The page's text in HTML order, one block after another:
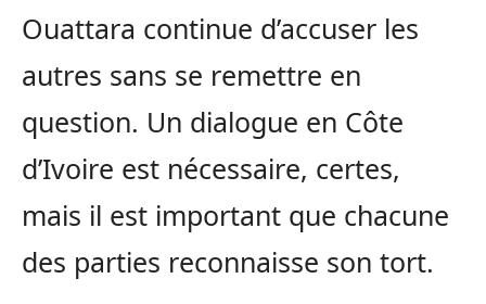
Ouattara continue d’accuser les
autres sans se remettre en
question. Un dialogue en Côte
d’Ivoire est nécessaire, certes,
mais il est important que chacune
des parties reconnaisse son tort.